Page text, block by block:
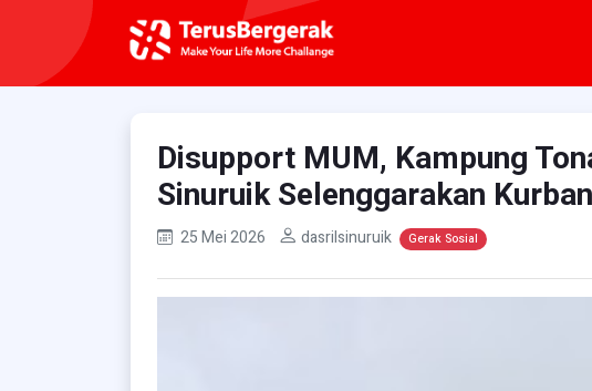
Disupport MUM, Kampung
Sinuruik Selenggarakan
25 Mei 2026 dasrilsinuruik Gerak Sosial